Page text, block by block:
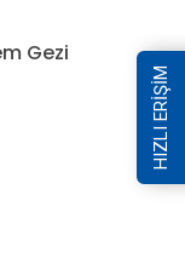
Gezi
HIZLI ERİŞİM